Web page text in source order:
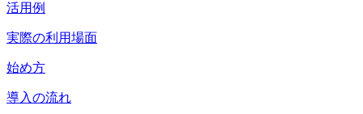
活用例
実際の利用場面
始め方
導入の流れ